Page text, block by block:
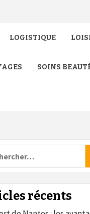
LOGISTIQUE
SOINS
récents